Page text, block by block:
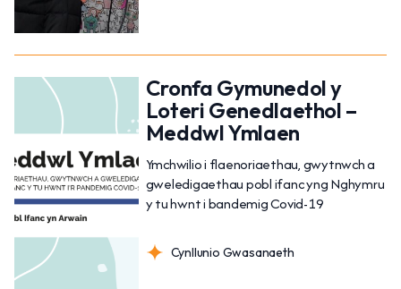
Cronfa Gymunedol y
Loteri Genedlaethol –
Meddwl Ymlaen
Ymchwilio i flaenoriaethau, gwytnwch a
gweledigaethau pobl ifanc yng Nghymru
y tu hwnt i bandemig Covid-19
Cynllunio Gwasanaeth